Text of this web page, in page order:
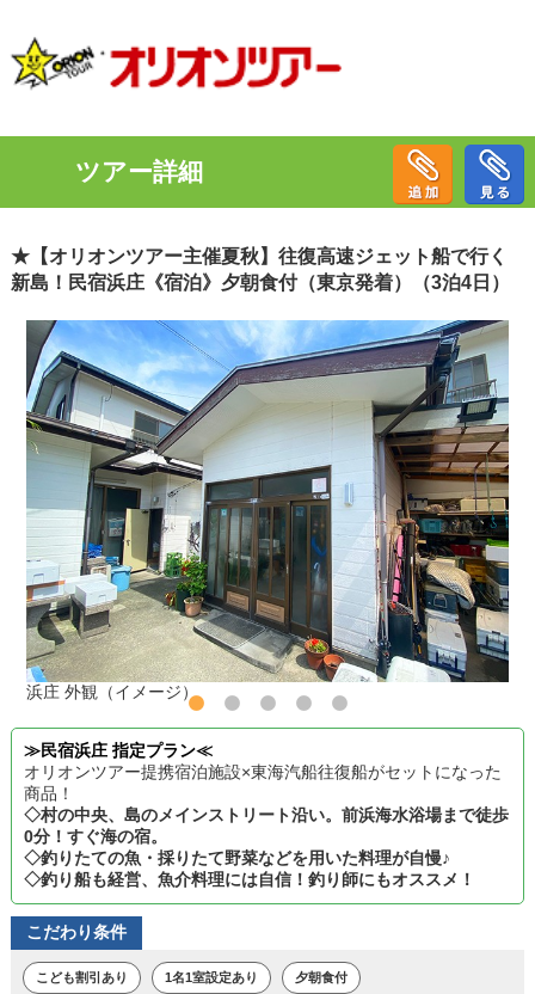
ツアー詳細
★【オリオンツアー主催夏秋】往復高速ジェット船で行く
新島！民宿浜庄《宿泊》夕朝食付（東京発着）（3泊4日）
浜庄 外観（イメージ）
≫民宿浜庄 指定プラン≪
オリオンツアー提携宿泊施設×東海汽船往復船がセットになった
商品！
◇村の中央、島のメインストリート沿い。前浜海水浴場まで徒歩
0分！すぐ海の宿。
◇釣りたての魚・採りたて野菜などを用いた料理が自慢♪
◇釣り船も経営、魚介料理には自信！釣り師にもオススメ！
こだわり条件
こども割引あり 1名1室設定あり 夕朝食付